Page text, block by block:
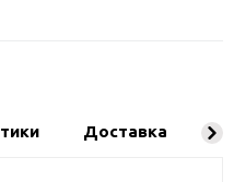
Доставка